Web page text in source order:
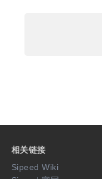
相关链接
Sipeed Wiki